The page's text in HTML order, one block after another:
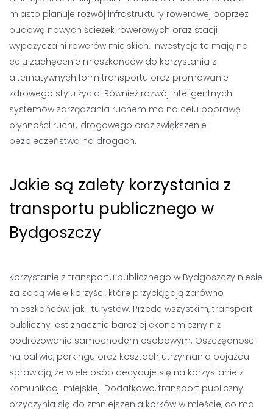
miasto planuje rozwój infrastruktury rowerowej poprzez
budowę nowych ścieżek rowerowych oraz stacji
wypożyczalni rowerów miejskich. Inwestycje te mają na
celu zachęcenie mieszkańców do korzystania z
alternatywnych form transportu oraz promowanie
zdrowego stylu życia. Również rozwój inteligentnych
systemów zarządzania ruchem ma na celu poprawę
płynności ruchu drogowego oraz zwiększenie
bezpieczeństwa na drogach.
Jakie są zalety korzystania z
transportu publicznego w
Bydgoszczy
Korzystanie z transportu publicznego w Bydgoszczy niesie
za sobą wiele korzyści, które przyciągają zarówno
mieszkańców, jak i turystów. Przede wszystkim, transport
publiczny jest znacznie bardziej ekonomiczny niż
podróżowanie samochodem osobowym. Oszczędności
na paliwie, parkingu oraz kosztach utrzymania pojazdu
sprawiają, że wiele osób decyduje się na korzystanie z
komunikacji miejskiej. Dodatkowo, transport publiczny
przyczynia się do zmniejszenia korków w mieście, co ma